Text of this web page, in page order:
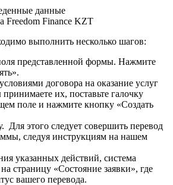
данные
Freedom Finance KZT
выполнить несколько шагов:
представленной формы. Нажмите
договора на оказание услуг
их, поставьте галочку
поле и нажмите кнопку «Создать
Для этого следует совершить перевод
следуя инструкциям на нашем
указанных действий, система
страницу «Состояние заявки», где
вашего перевода.